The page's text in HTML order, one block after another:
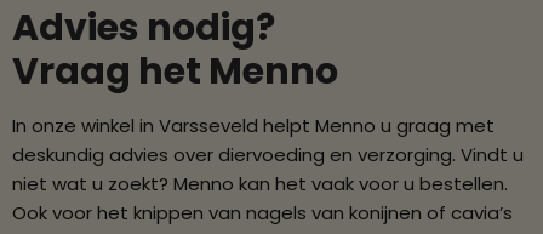
Advies nodig?
Vraag het Menno
In onze winkel in Varsseveld helpt Menno u graag met
deskundig advies over diervoeding en verzorging. Vindt u
niet wat u zoekt? Menno kan het vaak voor u bestellen.
Ook voor het knippen van nagels van konijnen of cavia’s